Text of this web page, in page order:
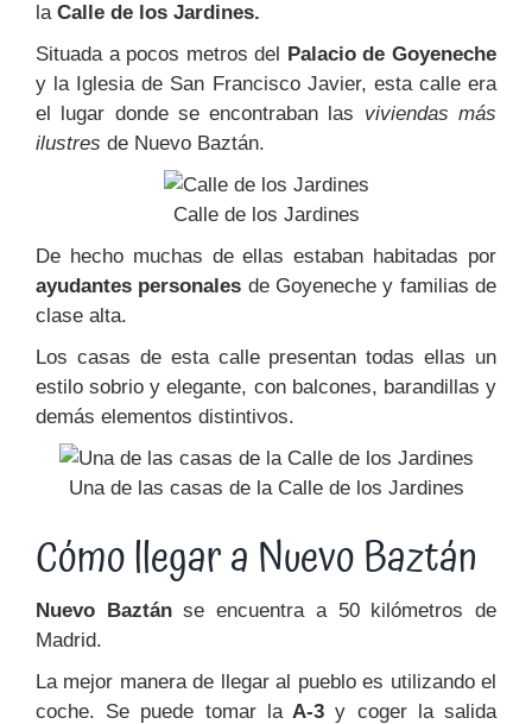
laCalle de los Jardines.
Situada a pocos metros del Palacio de Goyeneche
y la Iglesia de San Francisco Javier, esta calle era
el lugar donde se encontraban las viviendas más
ilustres de Nuevo Baztán.
Calle de los Jardines
De hecho muchas de ellas estaban habitadas por
ayudantes personales de Goyeneche y familias de
clase alta.
Los casas de esta calle presentan todas ellas un
estilo sobrio y elegante, con balcones, barandillas y
demás elementos distintivos.
Una de las casas de la Calle de los Jardines
Cómo llegar a Nuevo Baztán
Nuevo Baztánse encuentra a 50 kilómetros de
Madrid.
La mejor manera de llegar al pueblo es utilizando el
coche. Se puede tomar laA-3 y coger la salida